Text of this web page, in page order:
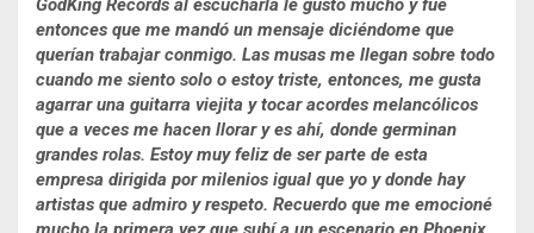
GodKing Records al escucharla le gustó mucho y fue
entonces que me mandó un mensaje diciéndome que
querían trabajar conmigo. Las musas me llegan sobre todo
cuando me siento solo o estoy triste, entonces, me gusta
agarrar una guitarra viejita y tocar acordes melancólicos
que a veces me hacen llorar y es ahí, donde germinan
grandes rolas. Estoy muy feliz de ser parte de esta
empresa dirigida por milenios igual que yo y donde hay
artistas que admiro y respeto. Recuerdo que me emocioné